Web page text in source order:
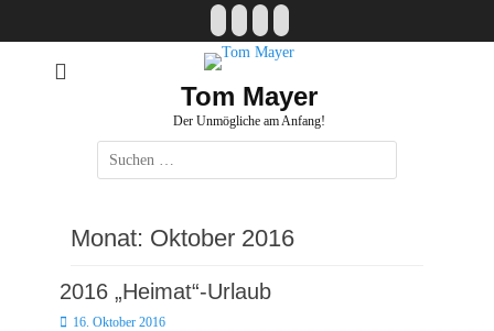
Mail
Tom Mayer
Der Unmögliche am Anfang!
Suche
nach:
Monat: Oktober 2016
2016 „Heimat“-Urlaub
Posted
16. Oktober 2016